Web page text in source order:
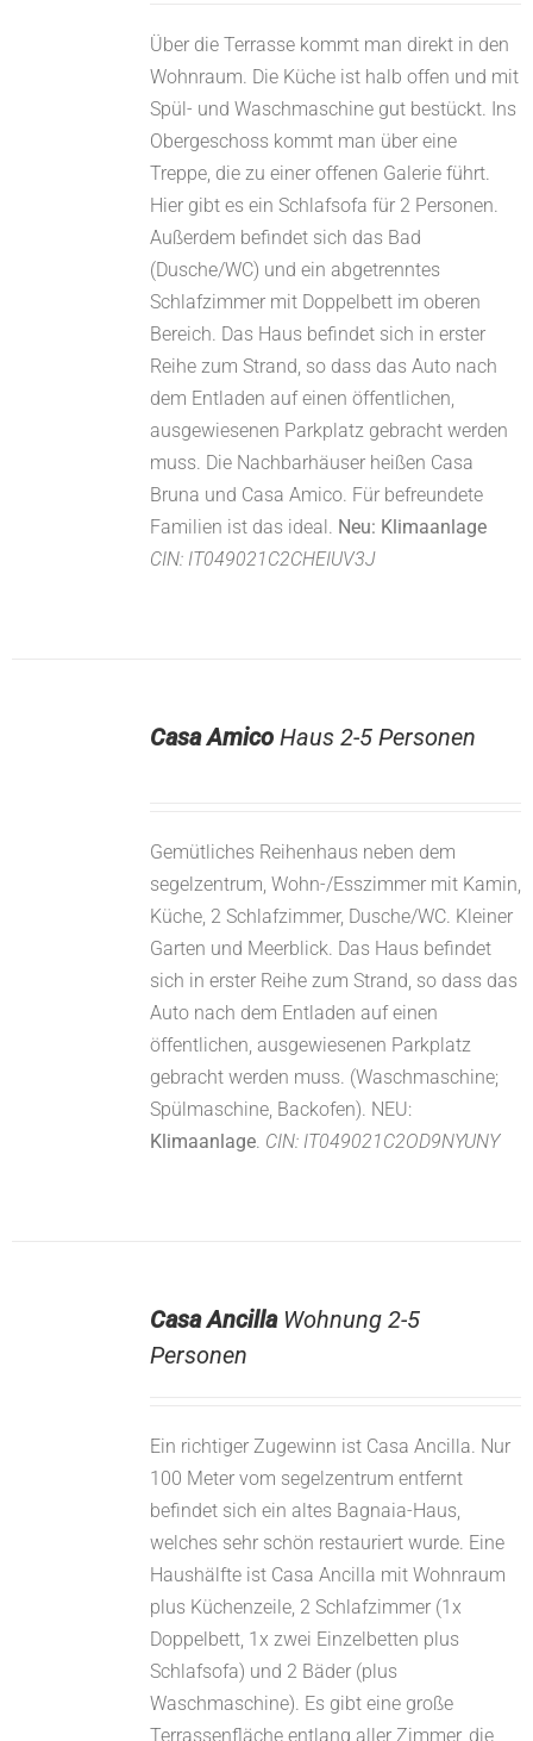
Über die Terrasse kommt man direkt in den
Wohnraum. Die Küche ist halb offen und mit
Spül- und Waschmaschine gut bestückt. Ins
Obergeschoss kommt man über eine
Treppe, die zu einer offenen Galerie führt.
Hier gibt es ein Schlafsofa für 2 Personen.
Außerdem befindet sich das Bad
(Dusche/WC) und ein abgetrenntes
Schlafzimmer mit Doppelbett im oberen
Bereich. Das Haus befindet sich in erster
Reihe zum Strand, so dass das Auto nach
dem Entladen auf einen öffentlichen,
ausgewiesenen Parkplatz gebracht werden
muss. Die Nachbarhäuser heißen Casa
Bruna und Casa Amico. Für befreundete
Familien ist das ideal. Neu: Klimaanlage
CIN: IT049021C2CHEIUV3J
Casa Amico Haus 2-5 Personen
Gemütliches Reihenhaus neben dem
segelzentrum, Wohn-/Esszimmer mit Kamin,
Küche, 2 Schlafzimmer, Dusche/WC. Kleiner
Garten und Meerblick. Das Haus befindet
sich in erster Reihe zum Strand, so dass das
Auto nach dem Entladen auf einen
öffentlichen, ausgewiesenen Parkplatz
gebracht werden muss. (Waschmaschine;
Spülmaschine, Backofen). NEU:
Klimaanlage. CIN: IT049021C2OD9NYUNY
Casa Ancilla Wohnung 2-5
Personen
Ein richtiger Zugewinn ist Casa Ancilla. Nur
100 Meter vom segelzentrum entfernt
befindet sich ein altes Bagnaia-Haus,
welches sehr schön restauriert wurde. Eine
Haushälfte ist Casa Ancilla mit Wohnraum
plus Küchenzeile, 2 Schlafzimmer (1x
Doppelbett, 1x zwei Einzelbetten plus
Schlafsofa) und 2 Bäder (plus
Waschmaschine). Es gibt eine große
Terrassenfläche entlang aller Zimmer, die